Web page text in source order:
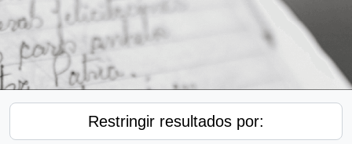
Restringir resultados por: